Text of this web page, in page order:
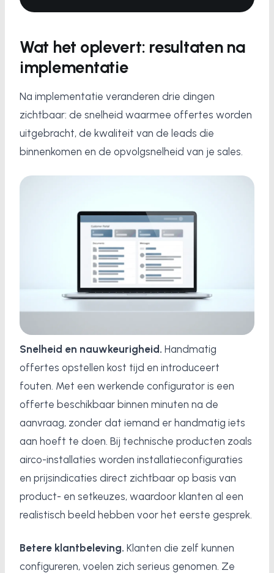
Wat het oplevert: resultaten na
implementatie
Na implementatie veranderen drie dingen
zichtbaar: de snelheid waarmee offertes worden
uitgebracht, de kwaliteit van de leads die
binnenkomen en de opvolgsnelheid van je sales.
Snelheid en nauwkeurigheid. Handmatig
offertes opstellen kost tijd en introduceert
fouten. Met een werkende configurator is een
offerte beschikbaar binnen minuten na de
aanvraag, zonder dat iemand er handmatig iets
aan hoeft te doen. Bij technische producten zoals
airco-installaties worden installatieconfiguraties
en prijsindicaties direct zichtbaar op basis van
product- en setkeuzes, waardoor klanten al een
realistisch beeld hebben voor het eerste gesprek.
Betere klantbeleving. Klanten die zelf kunnen
configureren, voelen zich serieus genomen. Ze